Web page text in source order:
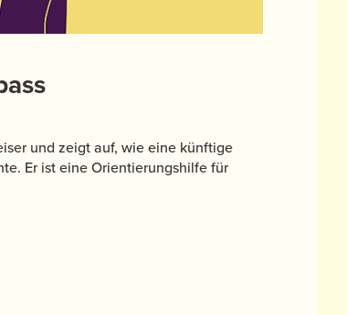
und zeigt auf, wie eine künftige
Er ist eine Orientierungshilfe für